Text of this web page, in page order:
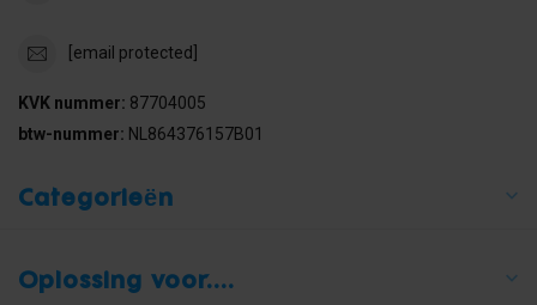
[email protected]
KVK nummer: 87704005
btw-nummer: NL864376157B01
Categorieën
Oplossing voor....